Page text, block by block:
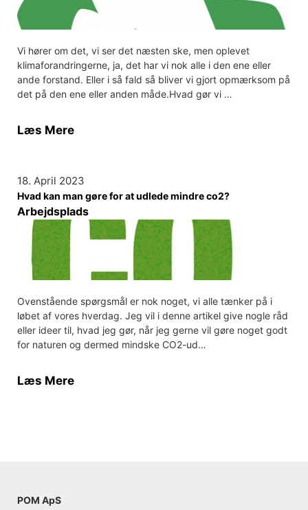
Vi hører om det, vi ser det næsten ske, men oplevet
klimaforandringerne, ja, det har vi nok alle i den ene eller
ande forstand. Eller i så fald så bliver vi gjort opmærksom på
det på den ene eller anden måde.Hvad gør vi …
Læs Mere
18. April 2023
Hvad kan man gøre for at udlede mindre co2?
Arbejdsplads
Ovenstående spørgsmål er nok noget, vi alle tænker på i
løbet af vores hverdag. Jeg vil i denne artikel give nogle råd
eller ideer til, hvad jeg gør, når jeg gerne vil gøre noget godt
for naturen og dermed mindske CO2-ud…
Læs Mere
POM ApS